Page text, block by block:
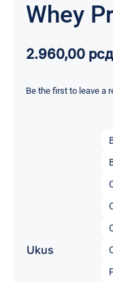
Whey
2.960,00 рсд
Be the first to leave a
Ukus